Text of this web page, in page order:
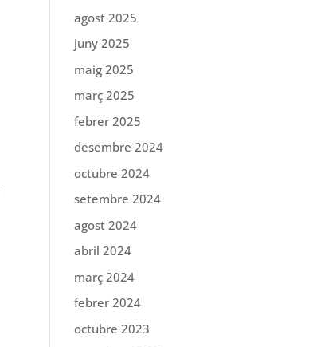
agost 2025
juny 2025
maig 2025
març 2025
febrer 2025
desembre 2024
octubre 2024
setembre 2024
agost 2024
abril 2024
març 2024
febrer 2024
octubre 2023